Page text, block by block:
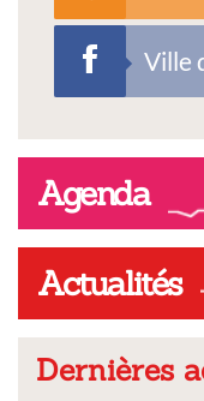
Ville
Agenda
Actualités
Dernières